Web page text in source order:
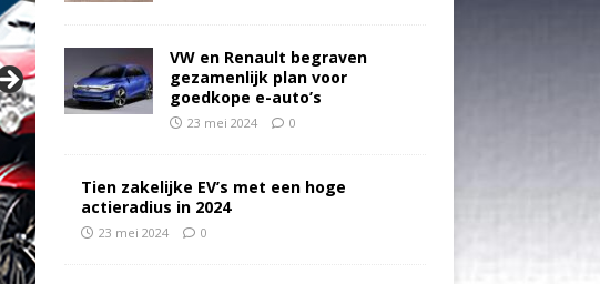
VW en Renault begraven
gezamenlijk plan voor
goedkope e-auto’s
23 mei 2024 0
Tien zakelijke EV’s met een hoge
actieradius in 2024
23 mei 2024 0